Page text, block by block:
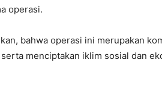
operasi.
bahwa operasi ini merupakan
menciptakan iklim sosial dan